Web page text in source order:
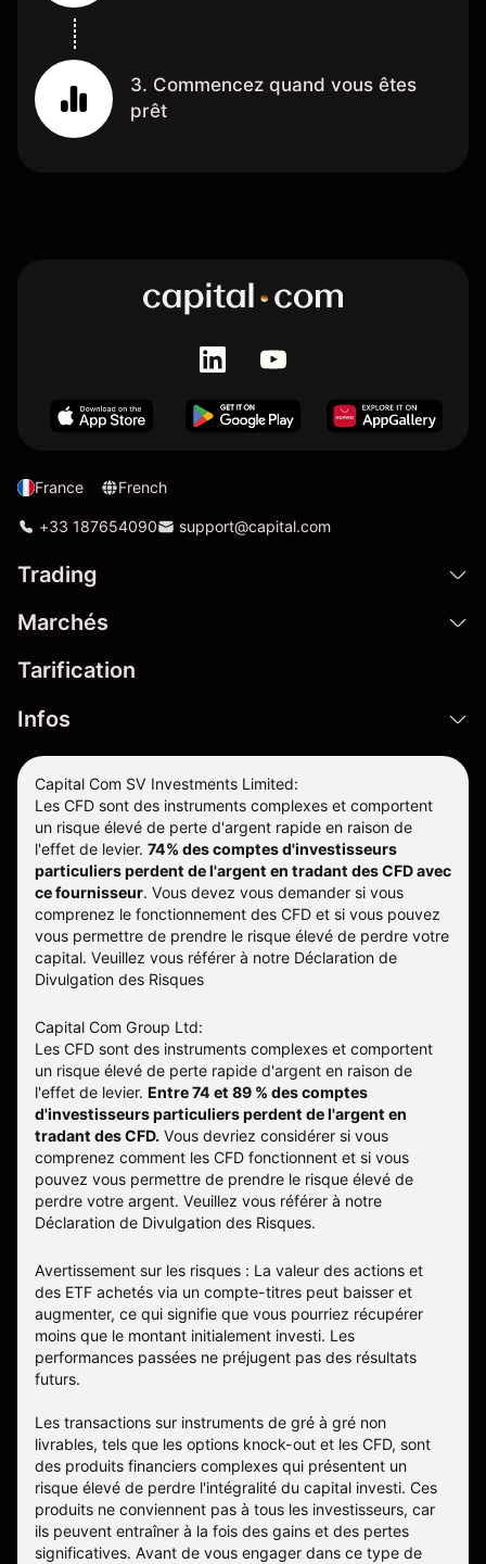
3. Commencez quand vous êtes
prêt
France French
+33 187654090 support@capital.com
Trading
Marchés
Tarification
Infos
Capital Com SV Investments Limited:
Les CFD sont des instruments complexes et comportent
un risque élevé de perte d'argent rapide en raison de
l'effet de levier. 74% des comptes d'investisseurs
particuliers perdent de l'argent en tradant des CFD avec
ce fournisseur. Vous devez vous demander si vous
comprenez le fonctionnement des CFD et si vous pouvez
vous permettre de prendre le risque élevé de perdre votre
capital. Veuillez vous référer à notre Déclaration de
Divulgation des Risques
Capital Com Group Ltd:
Les CFD sont des instruments complexes et comportent
un risque élevé de perte rapide d'argent en raison de
l'effet de levier. Entre 74 et 89 % des comptes
d'investisseurs particuliers perdent de l'argent en
tradant des CFD. Vous devriez considérer si vous
comprenez comment les CFD fonctionnent et si vous
pouvez vous permettre de prendre le risque élevé de
perdre votre argent. Veuillez vous référer à notre
Déclaration de Divulgation des Risques.
Avertissement sur les risques : La valeur des actions et
des ETF achetés via un compte-titres peut baisser et
augmenter, ce qui signifie que vous pourriez récupérer
moins que le montant initialement investi. Les
performances passées ne préjugent pas des résultats
futurs.
Les transactions sur instruments de gré à gré non
livrables, tels que les options knock-out et les CFD, sont
des produits financiers complexes qui présentent un
risque élevé de perdre l'intégralité du capital investi. Ces
produits ne conviennent pas à tous les investisseurs, car
ils peuvent entraîner à la fois des gains et des pertes
significatives. Avant de vous engager dans ce type de